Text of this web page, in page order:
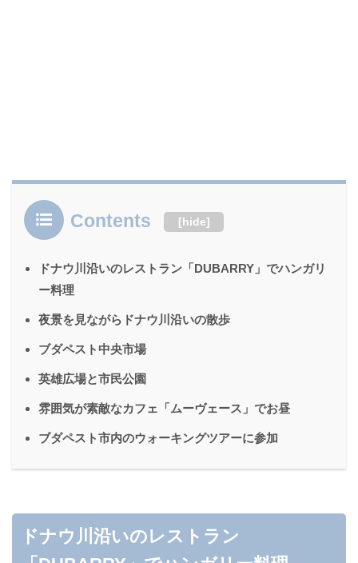
Contents [hide]
ドナウ川沿いのレストラン「DUBARRY」でハンガリ
ー料理
夜景を見ながらドナウ川沿いの散歩
ブダペスト中央市場
英雄広場と市民公園
雰囲気が素敵なカフェ「ムーヴェース」でお昼
ブダペスト市内のウォーキングツアーに参加
ドナウ川沿いのレストラン